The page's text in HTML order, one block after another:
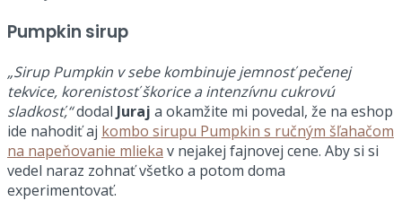
Pumpkin sirup
„Sirup Pumpkin v sebe kombinuje jemnosť pečenej
tekvice, korenistosť škorice a intenzívnu cukrovú
sladkosť,“dodal Juraj a okamžite mi povedal, že na eshop
ide nahodiť aj kombo sirupu Pumpkin s ručným šľahačom
na napeňovanie mlieka v nejakej fajnovej cene. Aby si si
vedel naraz zohnať všetko a potom doma
experimentovať.